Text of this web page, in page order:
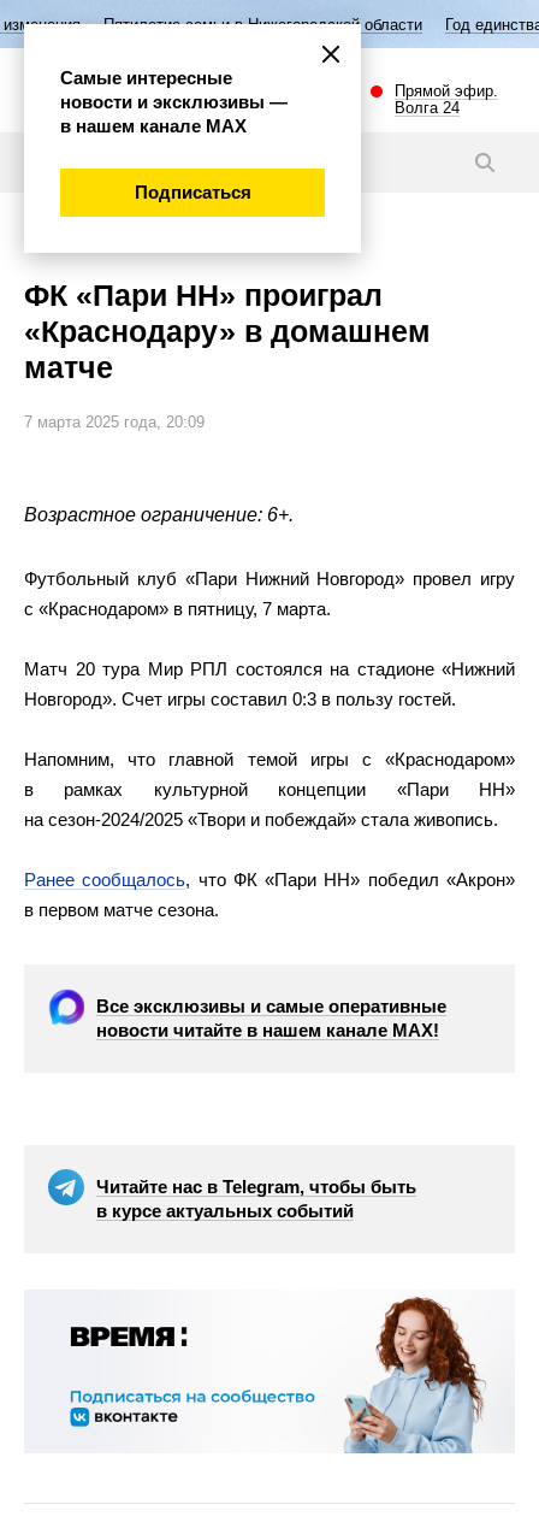
Пятилетие семьи в Нижегородской области Год единства народов
Прямой эфир.
Волга 24
ФК «Пари НН» проиграл
«Краснодару» в домашнем
матче
7 марта 2025 года, 20:09
Возрастное ограничение: 6+.
Футбольный клуб «Пари Нижний Новгород» провел игру
с «Краснодаром» в пятницу, 7 марта.
Матч 20 тура Мир РПЛ состоялся на стадионе «Нижний
Новгород». Счет игры составил 0:3 в пользу гостей.
Напомним, что главной темой игры с «Краснодаром»
в рамках культурной концепции «Пари НН»
на сезон-2024/2025 «Твори и побеждай» стала живопись.
Ранее сообщалось, что ФК «Пари НН» победил «Акрон»
в первом матче сезона.
Все эксклюзивы и самые оперативные
новости читайте в нашем канале МАХ!
Читайте нас в Telegram, чтобы быть
в курсе актуальных событий
Самые интересные
новости и эксклюзивы —
в нашем канале МАХ
Подписаться